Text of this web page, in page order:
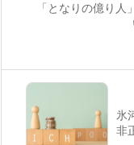
「となりの億り
氷
非